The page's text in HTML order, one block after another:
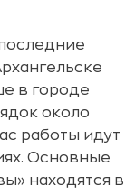
в городе
около
работы идут
Основные
находятся в